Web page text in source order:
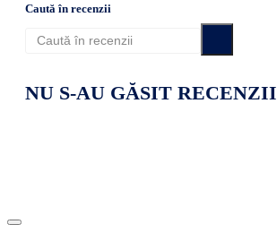
Caută în recenzii
NU S-AU GĂSIT RECENZII